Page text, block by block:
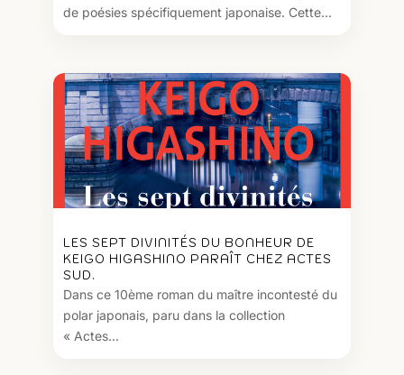
de poésies spécifiquement japonaise. Cette...
LES SEPT DIVINITÉS DU BONHEUR DE
KEIGO HIGASHINO PARAÎT CHEZ ACTES
SUD.
Dans ce 10ème roman du maître incontesté du
polar japonais, paru dans la collection
« Actes...